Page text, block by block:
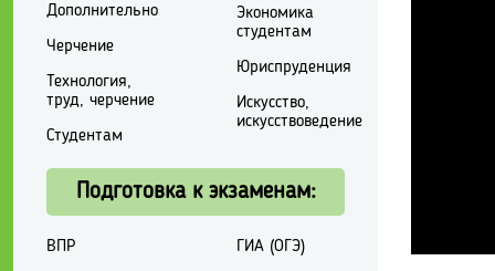
Дополнительно
Черчение
Технология,
труд, черчение
Студентам
Экономика
студентам
Юриспруденция
Искусство,
искусствоведение
Подготовка к экзаменам:
ВПР
ГИА (ОГЭ)